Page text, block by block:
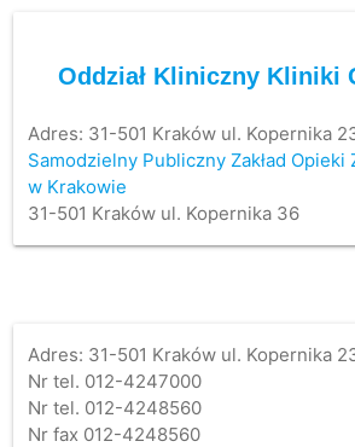
Oddział Kliniczny
Adres: 31-501 Kraków ul. Kopernika
Samodzielny Publiczny Zakład
w Krakowie
31-501 Kraków ul. Kopernika 36
Adres: 31-501 Kraków ul. Kopernika
Nr tel. 012-4247000
Nr tel. 012-4248560
Nr fax 012-4248560